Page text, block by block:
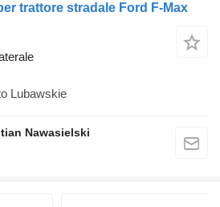
trattore stradale Ford F-Max
Lubawskie
Nawasielski